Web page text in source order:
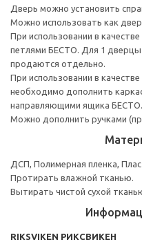
Дверь можно установить
Можно использовать как
При использовании в
петлями БЕСТО. Для 1 дверцы
продаются отдельно.
При использовании в
необходимо дополнить
направляющими ящика
Можно дополнить ручками
ДСП, Полимерная пленка,
Протирать влажной тканью.
Вытирать чистой сухой
RIKSVIKEN РИКСВИКЕН